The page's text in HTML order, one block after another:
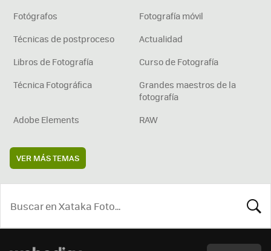
Fotógrafos
Fotografía móvil
Técnicas de postproceso
Actualidad
Libros de Fotografía
Curso de Fotografía
Técnica Fotográfica
Grandes maestros de la
fotografía
Adobe Elements
RAW
VER MÁS TEMAS